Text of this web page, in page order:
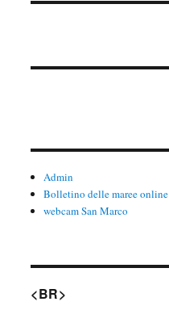
Admin
Bolletino delle maree online
webcam San Marco
<BR>